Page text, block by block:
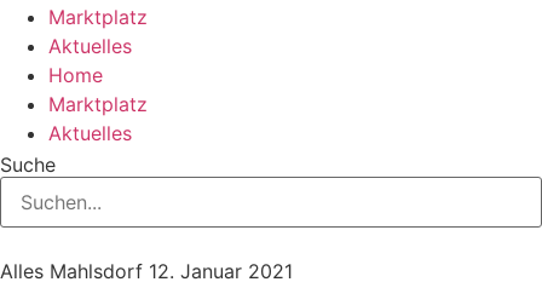
Marktplatz
Aktuelles
Home
Marktplatz
Aktuelles
Suche
Alles Mahlsdorf 12. Januar 2021